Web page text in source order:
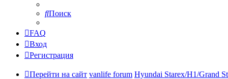
Поиск
FAQ
Вход
Регистрация
Перейти на сайт vanlife forum Hyundai Starex/H1/Grand